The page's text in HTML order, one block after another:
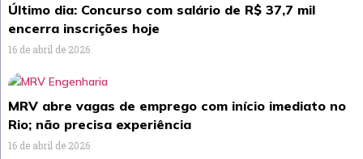
Último dia: Concurso com salário de R$ 37,7 mil
encerra inscrições hoje
16 de abril de 2026
MRV abre vagas de emprego com início imediato no
Rio; não precisa experiência
16 de abril de 2026